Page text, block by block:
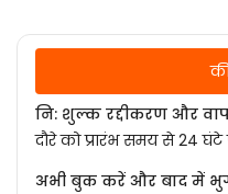
नि: शुल्क रद्दीकरण और
दौरे को प्रारंभ समय से 24
अभी बुक करें और बाद में